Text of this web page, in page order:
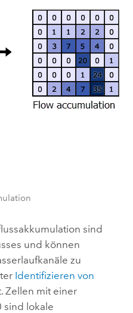
sind
und können
zu
Identifizieren von
Zellen mit einer
sind lokale